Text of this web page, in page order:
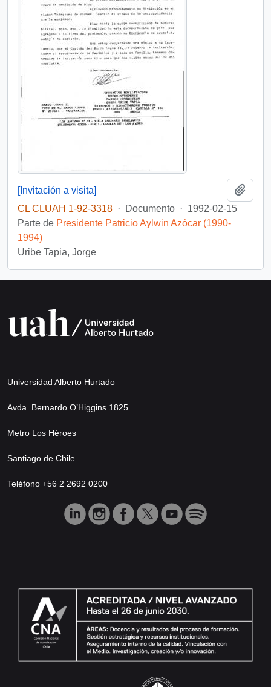
[Invitación a visita]
CL CLUAH 1-92-3318 · Documento · 1992-02-15
Parte de Presidente Patricio Aylwin Azócar (1990-
1994)
Uribe Tapia, Jorge
Universidad Alberto Hurtado
Avda. Bernardo O’Higgins 1825
Metro Los Héroes
Santiago de Chile
Teléfono +56 2 2692 0200